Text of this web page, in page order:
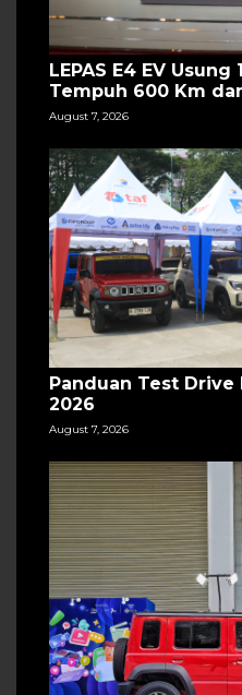
LEPAS E4 EV Usung
Tempuh 600 Km
August 7, 2026
Panduan Test Drive
2026
August 7, 2026